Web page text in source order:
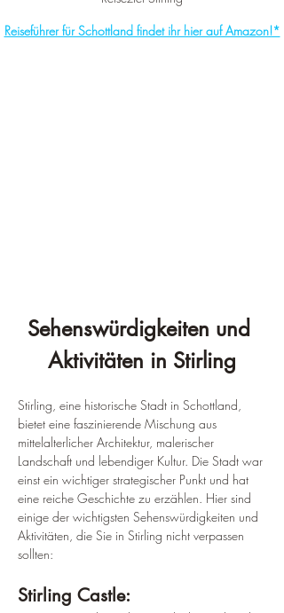
Reiseführer für Schottland findet ihr hier auf Amazon!*
Sehenswürdigkeiten und
Aktivitäten in Stirling
Stirling, eine historische Stadt in Schottland,
bietet eine faszinierende Mischung aus
mittelalterlicher Architektur, malerischer
Landschaft und lebendiger Kultur. Die Stadt war
einst ein wichtiger strategischer Punkt und hat
eine reiche Geschichte zu erzählen. Hier sind
einige der wichtigsten Sehenswürdigkeiten und
Aktivitäten, die Sie in Stirling nicht verpassen
sollten:
Stirling Castle: